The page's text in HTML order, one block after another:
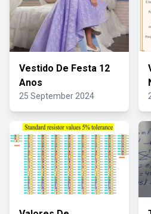
Vestido De Festa 12
Anos
25 September 2024